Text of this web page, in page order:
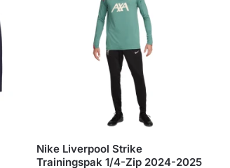
Nike Liverpool Strike
Trainingspak 1/4-Zip 2024-2025